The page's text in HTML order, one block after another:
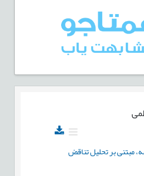
مبتنی بر تحلیل تناقض